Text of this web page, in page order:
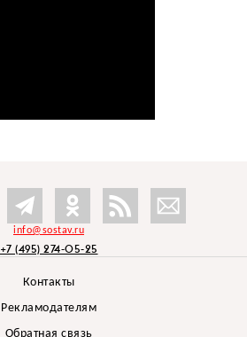
info@sostav.ru
+7 (495) 274-05-25
Контакты
Рекламодателям
Обратная связь